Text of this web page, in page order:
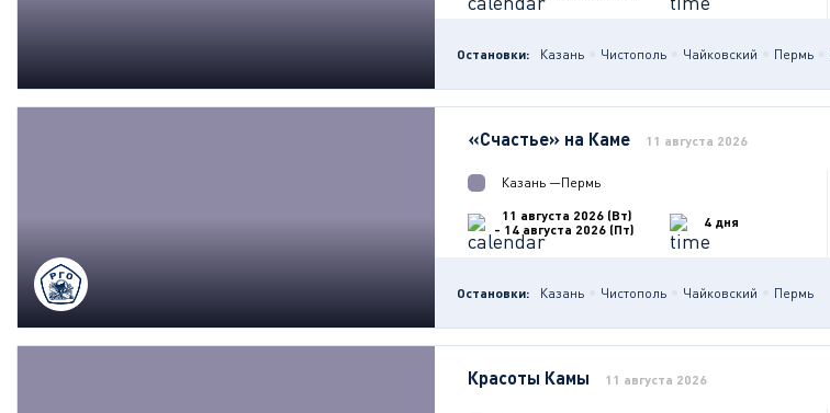
Остановки: Казань Чистополь Чайковский Пермь
«Счастье» на Каме 11 августа 2026
Казань —Пермь
11 августа 2026 (Вт)
- 14 августа 2026 (Пт)
4 дня
Остановки: Казань Чистополь Чайковский Пермь
Красоты Камы 11 августа 2026